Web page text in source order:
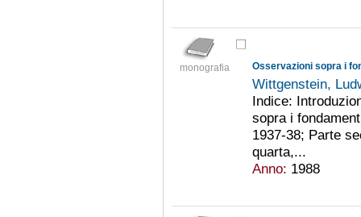
monografia Osservazioni sopra i
Wittgenstein,
Indice:
sopra i
1937-38; Parte
quarta,...
Anno: 1988